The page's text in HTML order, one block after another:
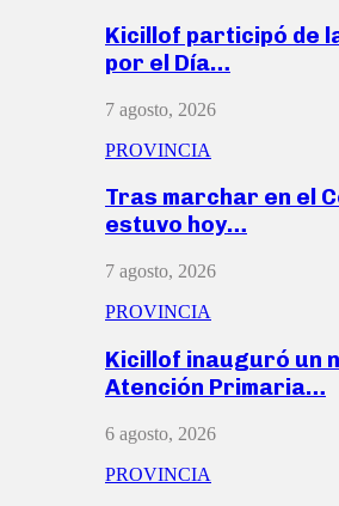
Kicillof participó de
por el Día…
7 agosto, 2026
PROVINCIA
Tras marchar en el
estuvo hoy…
7 agosto, 2026
PROVINCIA
Kicillof inauguró un
Atención Primaria…
6 agosto, 2026
PROVINCIA